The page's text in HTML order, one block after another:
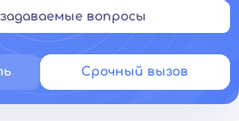
вопросы
Срочный вызов